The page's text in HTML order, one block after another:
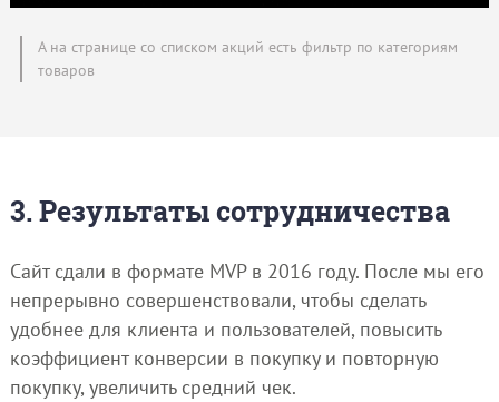
А на странице со списком акций есть фильтр по категориям
товаров
3. Результаты сотрудничества
Сайт сдали в формате MVP в 2016 году. После мы его
непрерывно совершенствовали, чтобы сделать
удобнее для клиента и пользователей, повысить
коэффициент конверсии в покупку и повторную
покупку, увеличить средний чек.